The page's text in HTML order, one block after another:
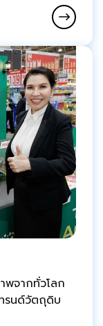
จากทั่วโลก
รนด์วัตถุดิบ